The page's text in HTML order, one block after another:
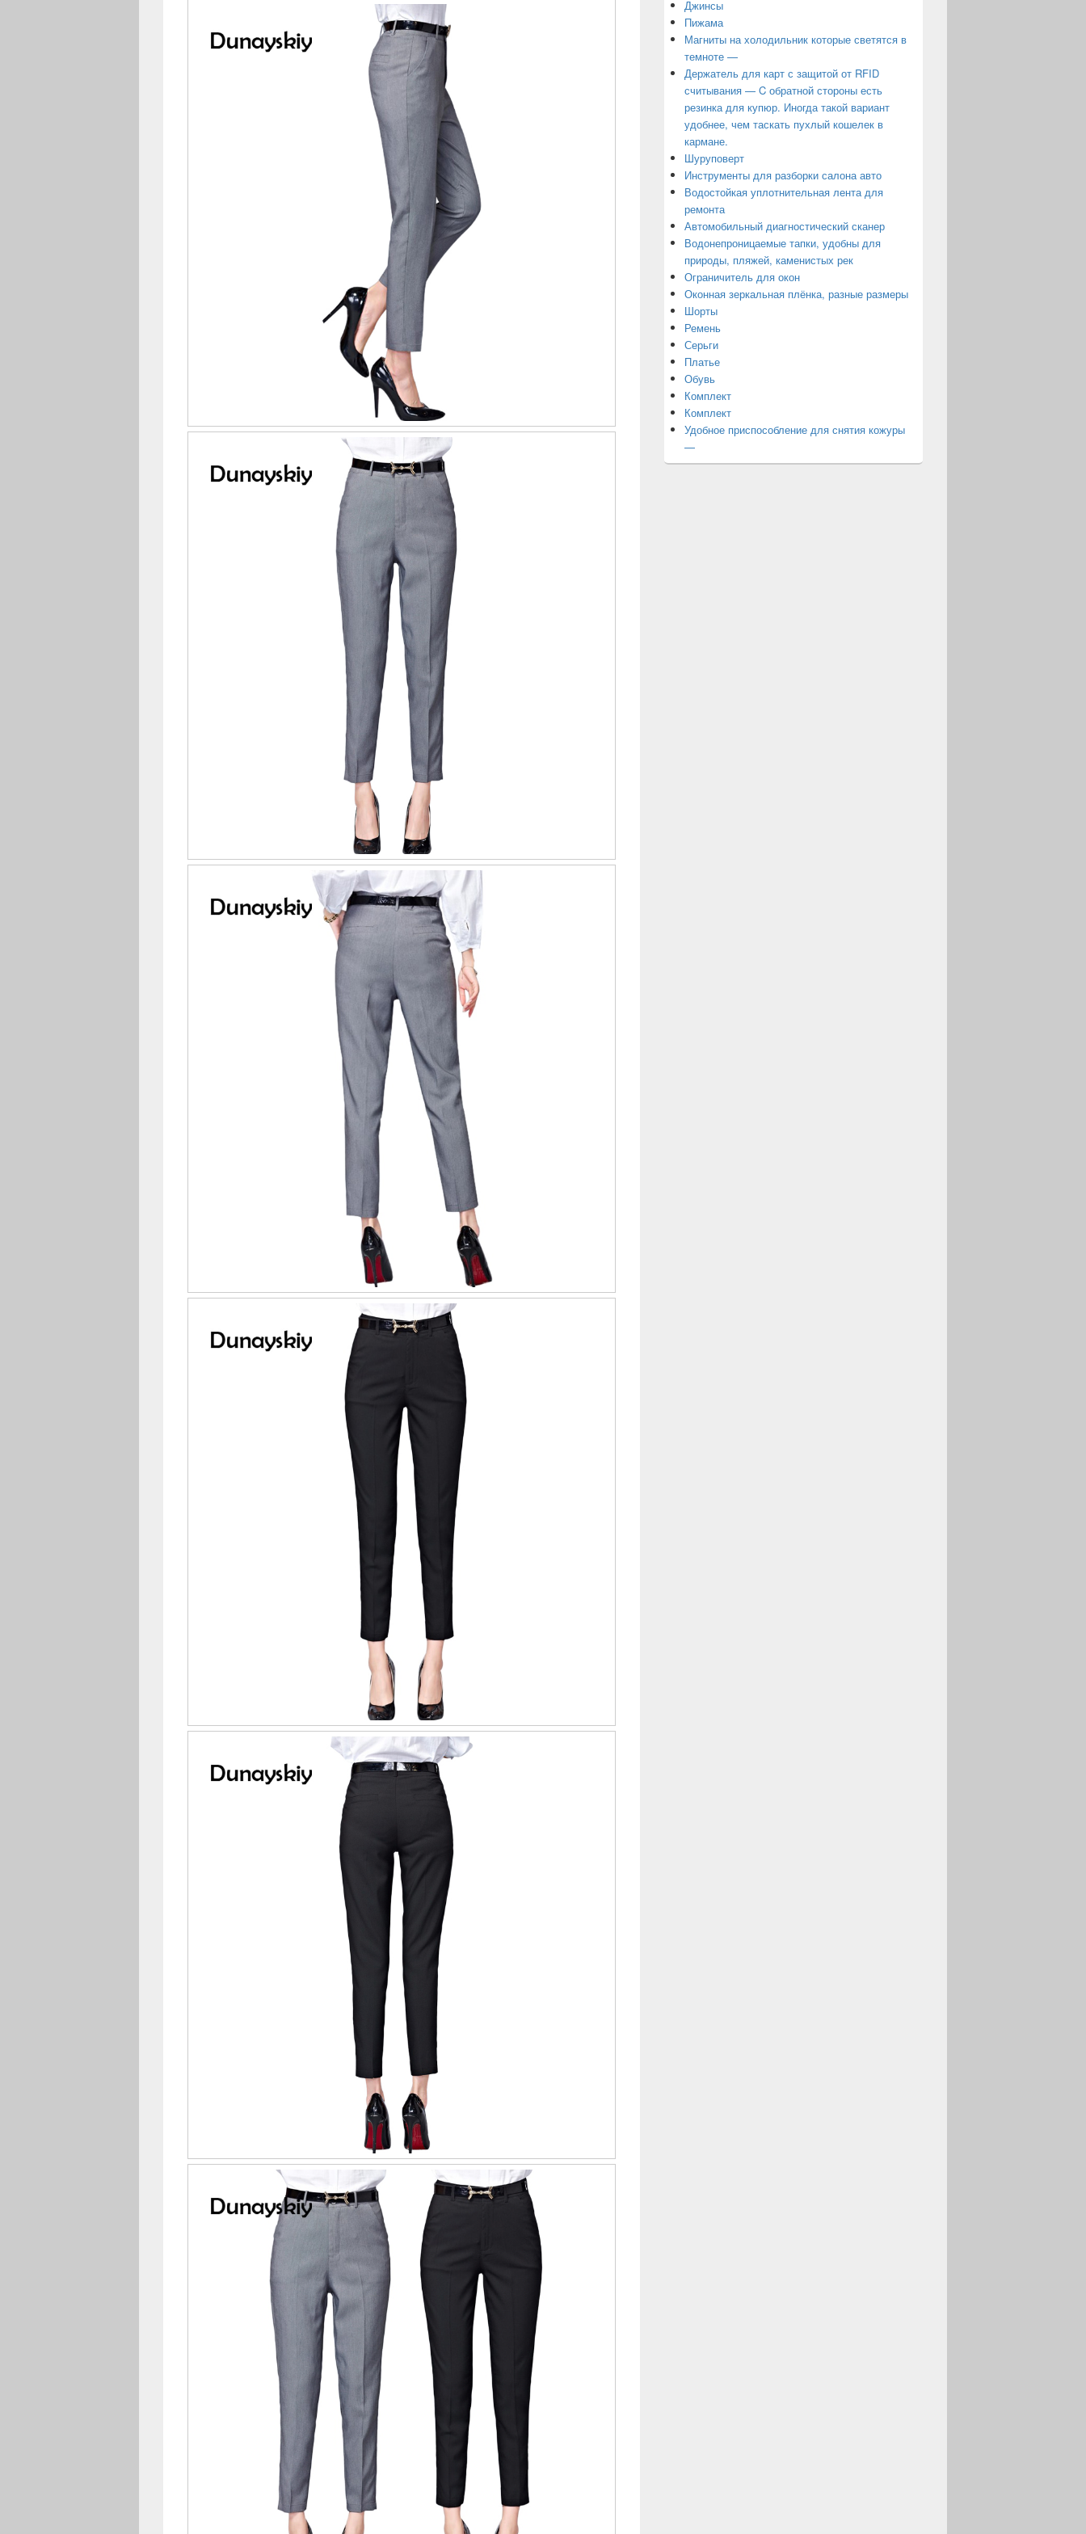
Джинсы
Пижама
Магниты на холодильник которые светятся в
темноте —
Держатель для карт с защитой от RFID
считывания — C обратной стороны есть
резинка для купюр. Иногда такой вариант
удобнее, чем таскать пухлый кошелек в
кармане.
Шуруповерт
Инструменты для разборки салона авто
Водостойкая уплотнительная лента для
ремонта
Автомобильный диагностический сканер
Водонепроницаемые тапки, удобны для
природы, пляжей, каменистых рек
Ограничитель для окон
Оконная зеркальная плёнка, разные размеры
Шорты
Ремень
Серьги
Платье
Обувь
Комплект
Комплект
Удобное приспособление для снятия кожуры
—